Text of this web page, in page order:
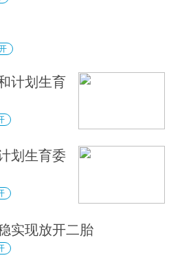
计划生育
划生育委
实现放开二胎